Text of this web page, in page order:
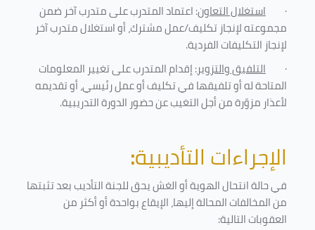
· استغلال التعاون: اعتماد المتدرب على متدرب آخر ضمن
مجموعته لإنجاز تكليف/عمل مشترك، أو استغلال متدرب آخر
لإنجاز التكليفات الفردية.
· التلفيق والتزوير: إقدام المتدرب على تغيير المعلومات
المتاحة له أو تلفيقها في تكليف أو عمل رئيسي، أو تقديمه
لأعذار مزوّرة من أجل التغيب عن حضور الدورة التدريبية.
الإجراءات التأديبية:
في حالة انتحال الهوية أو الغش يحق للجنة التأديب بعد تثبتها
من المخالفات المحالة إليها، الإيقاع بواحدة أو أكثر من
العقوبات التالية: